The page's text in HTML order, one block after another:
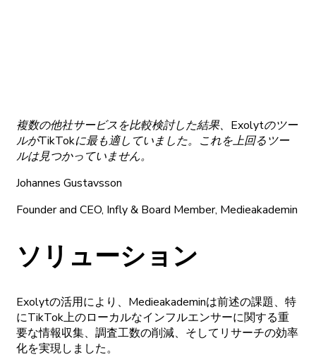
複数の他社サービスを比較検討した結果、 Exolytのツー
ルがTikTokに最も適していました。 これを上回るツー
ルは見つかっていません。
Johannes Gustavsson
Founder and CEO, Infly & Board Member, Medieakademin
ソリューション
Exolytの活用により、 Medieakademinは前述の課題、 特
にTikTok上のローカルなインフルエンサーに関する重
要な情報収集、 調査工数の削減、 そして リサーチの効率
化を実現しました。